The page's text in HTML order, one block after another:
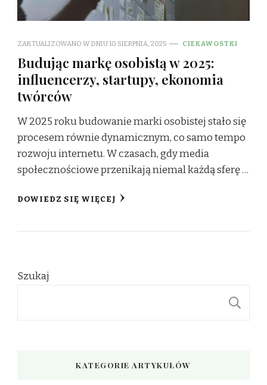
ZAKTUALIZOWANO W DNIU10 SIERPNIA, 2025 CIEKAWOSTKI
Budując markę osobistą w 2025:
influencerzy, startupy, ekonomia
twórców
W 2025 roku budowanie marki osobistej stało się
procesem równie dynamicznym, co samo tempo
rozwoju internetu. W czasach, gdy media
społecznościowe przenikają niemal każdą sferę …
DOWIEDZ SIĘ WIĘCEJ
Szukaj
KATEGORIE ARTYKUŁÓW